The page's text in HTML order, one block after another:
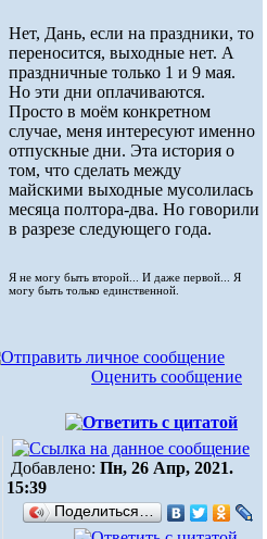
Нет, Дань, если на праздники, то
переносится, выходные нет. А
праздничные только 1 и 9 мая.
Но эти дни оплачиваются.
Просто в моём конкретном
случае, меня интересуют именно
отпускные дни. Эта история о
том, что сделать между
майскими выходные мусолилась
месяца полтора-два. Но говорили
в разрезе следующего года.
Я не могу быть второй... И даже первой... Я
могу быть только единственной.
Оценить сообщение
Добавлено: Пн, 26 Апр, 2021.
15:39
Поделиться…